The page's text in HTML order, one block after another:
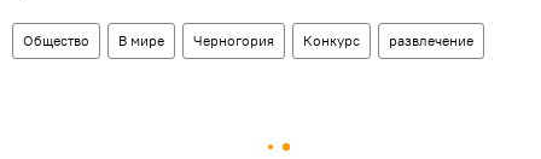
Общество В мире Черногория Конкурс развлечение